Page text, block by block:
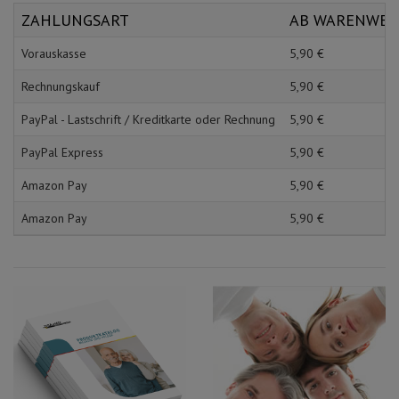
Ärmelschoner
Unterlagen und
ZAHLUNGSART AB
Vorauskasse 5,90 €
Rechnungskauf 5,90 €
PayPal - Lastschrift / Kreditkarte oder Rechnung 5,90 €
PayPal Express 5,90 €
Amazon Pay 5,90 €
Amazon Pay 5,90 €